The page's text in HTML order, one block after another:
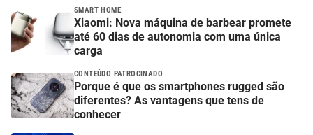
SMART HOME
Xiaomi: Nova máquina de barbear promete
até 60 dias de autonomia com uma única
carga
CONTEÚDO PATROCINADO
Porque é que os smartphones rugged são
diferentes? As vantagens que tens de
conhecer